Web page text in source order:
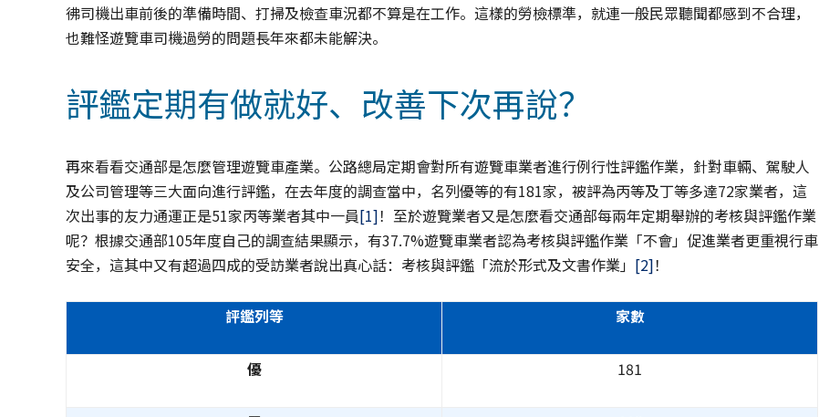
彿司機出車前後的準備時間、打掃及檢查車況都不算是在工作。這樣的勞檢標準，就連一般民眾聽聞都感到不合理，
也難怪遊覽車司機過勞的問題長年來都未能解決。
評鑑定期有做就好、改善下次再說？
再來看看交通部是怎麼管理遊覽車產業。公路總局定期會對所有遊覽車業者進行例行性評鑑作業，針對車輛、駕駛人
及公司管理等三大面向進行評鑑，在去年度的調查當中，名列優等的有181家，被評為丙等及丁等多達72家業者，這
次出事的友力通運正是51家丙等業者其中一員[1]！至於遊覽業者又是怎麼看交通部每兩年定期舉辦的考核與評鑑作業
呢？根據交通部105年度自己的調查結果顯示，有37.7%遊覽車業者認為考核與評鑑作業「不會」促進業者更重視行車
安全，這其中又有超過四成的受訪業者說出真心話：考核與評鑑「流於形式及文書作業」 [2]！
評鑑列等 家數
優 181